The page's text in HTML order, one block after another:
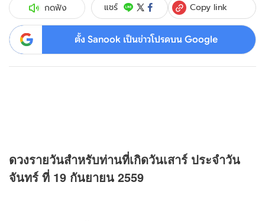
กดฟัง แชร์ Copy link
ตั้ง Sanook เป็นข่าวโปรดบน Google
ดวงรายวันสำหรับท่านที่เกิดวันเสาร์ ประจำวัน
จันทร์ ที่ 19 กันยายน 2559